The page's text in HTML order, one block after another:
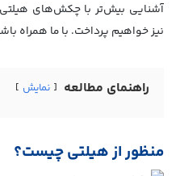
آشنایی بیش‌تر با چکش‌های
نیز خواهیم پرداخت. با ما همراه
راهنمای مطالعه نمایش
منظور از هیلتی چیست؟